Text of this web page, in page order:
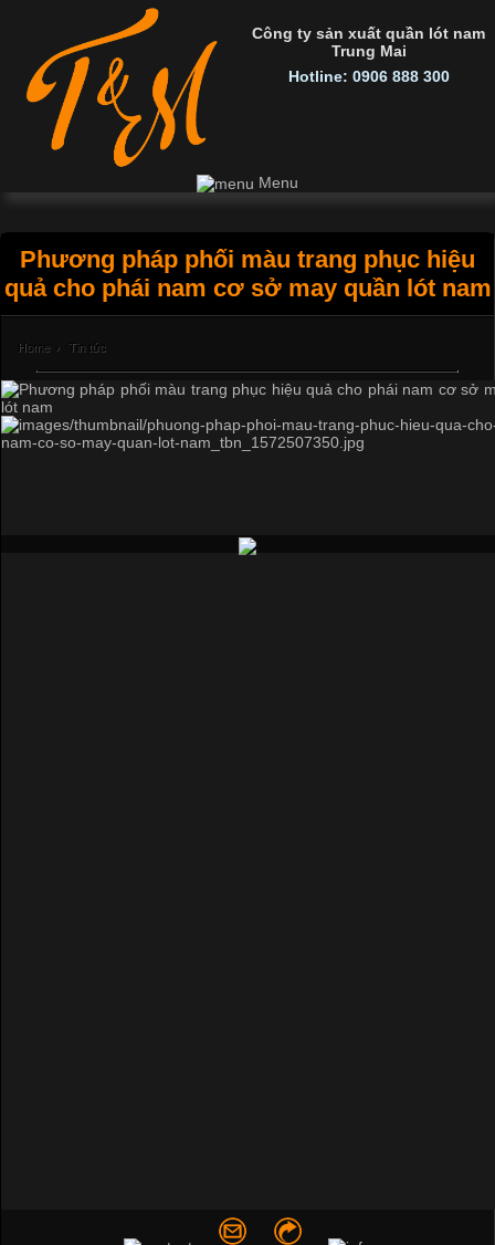
Công ty sản xuất quần lót nam
Trung Mai
Hotline: 0906 888 300
Menu
Phương pháp phối màu trang phục hiệu
quả cho phái nam cơ sở may quần lót nam
Home › Tin tức